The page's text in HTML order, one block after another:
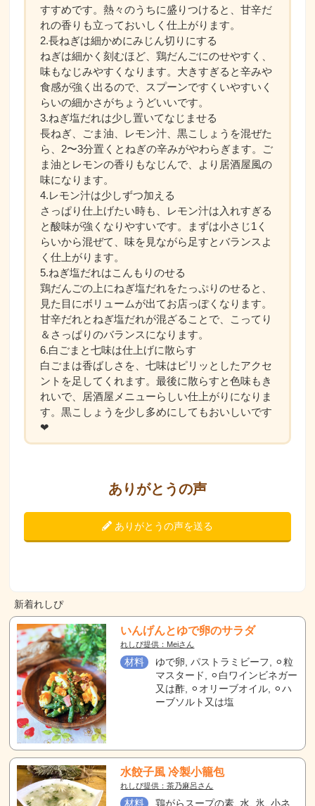
すすめです。熱々のうちに盛りつけると、甘辛だ
れの香りも立っておいしく仕上がります。
2.長ねぎは細かめにみじん切りにする
ねぎは細かく刻むほど、鶏だんごにのせやすく、
味もなじみやすくなります。大きすぎると辛みや
食感が強く出るので、スプーンですくいやすいく
らいの細かさがちょうどいいです。
3.ねぎ塩だれは少し置いてなじませる
長ねぎ、ごま油、レモン汁、黒こしょうを混ぜた
ら、2〜3分置くとねぎの辛みがやわらぎます。ご
ま油とレモンの香りもなじんで、より居酒屋風の
味になります。
4.レモン汁は少しずつ加える
さっぱり仕上げたい時も、レモン汁は入れすぎる
と酸味が強くなりやすいです。まずは小さじ1く
らいから混ぜて、味を見ながら足すとバランスよ
く仕上がります。
5.ねぎ塩だれはこんもりのせる
鶏だんごの上にねぎ塩だれをたっぷりのせると、
見た目にボリュームが出てお店っぽくなります。
甘辛だれとねぎ塩だれが混ざることで、こってり
＆さっぱりのバランスになります。
6.白ごまと七味は仕上げに散らす
白ごまは香ばしさを、七味はピリッとしたアクセ
ントを足してくれます。最後に散らすと色味もき
れいで、居酒屋メニューらしい仕上がりになりま
す。黒こしょうを少し多めにしてもおいしいです
❤
ありがとうの声
ありがとうの声を送る
新着れしぴ
いんげんとゆで卵のサラダ
れしぴ提供：Meiさん
材料
ゆで卵, パストラミビーフ, ⚪︎粒
マスタード, ⚪︎白ワインビネガー
又は酢, ⚪︎オリーブオイル, ⚪︎ハ
ーブソルト又は塩
水餃子風 冷製小籠包
れしぴ提供：茶乃麻呂さん
材料
鶏がらスープの素, 水, 氷, 小ネ